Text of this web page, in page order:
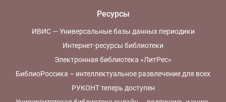
Ресурсы
ИВИС — Универсальные базы данных периодики
Интернет-ресурсы библиотеки
Электронная библиотека «ЛитРес»
БиблиоРоссика – интеллектуальное развлечение для всех
РУКОНТ теперь доступен